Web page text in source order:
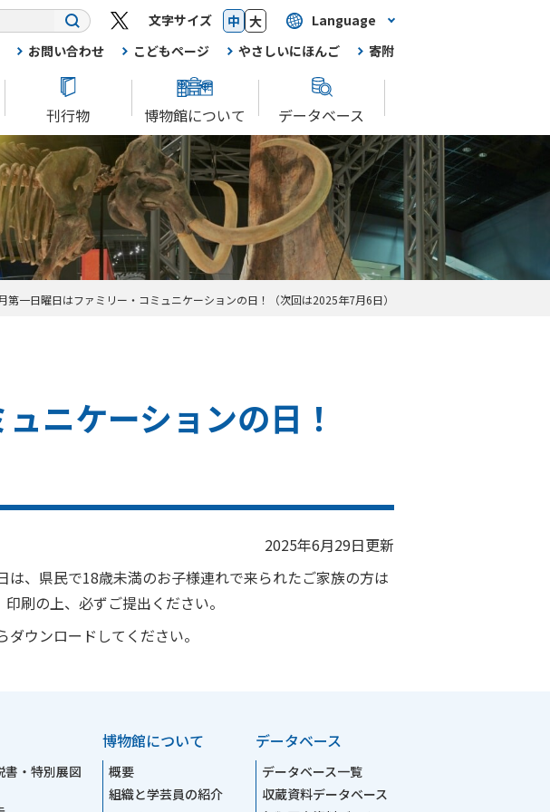
文字サイズ 中 大
Language
お問い合わせ こどもページ やさしいにほんご 寄附
刊行物 博物館について データベース
第一日曜日はファミリー・コミュニケーションの日！（次回は2025年7月6日）
ニケーションの日！
2025年6月29日更新
、県民で18歳未満のお子様連れで来られたご家族の方は
刷の上、必ずご提出ください。
ダウンロードしてください。
書・特別展図
博物館について
概要
組織と学芸員の紹介
データベース
データベース一覧
収蔵資料データベース